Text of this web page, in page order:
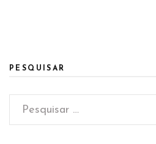
PESQUISAR
Pesquisar
por: